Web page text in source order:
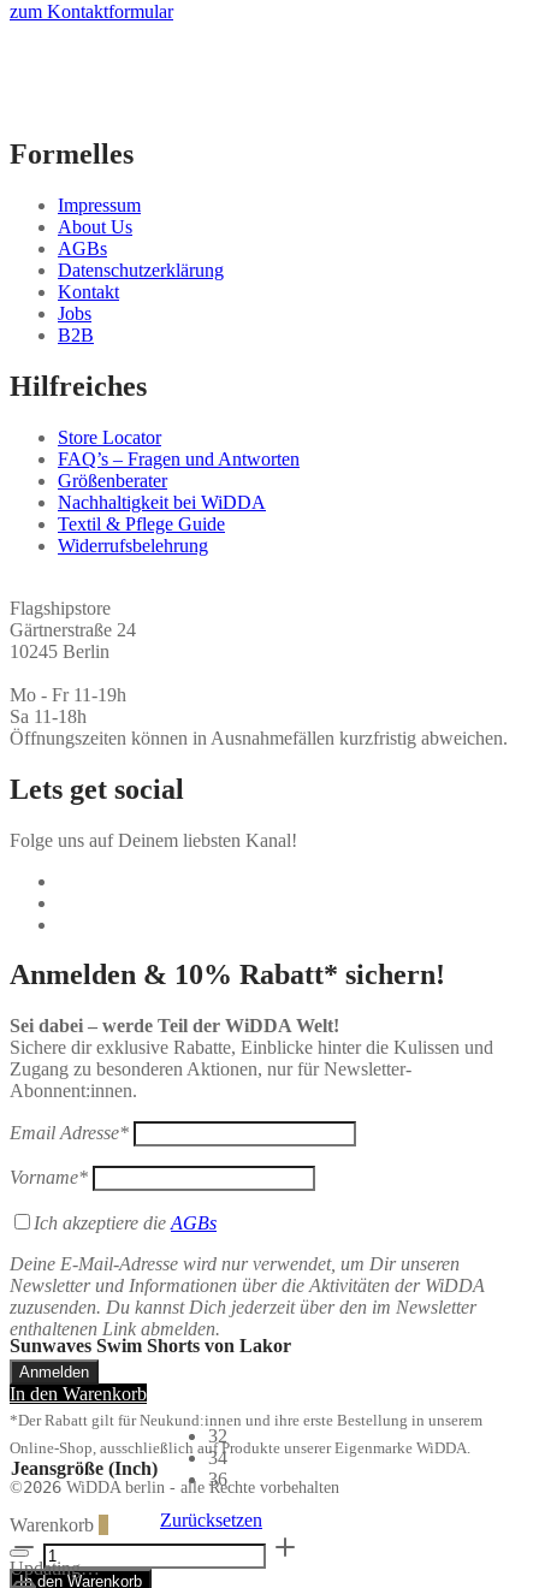
zum Kontaktformular
Sunwaves Swim Shorts von Lakor
In den Warenkorb
Jeansgröße (Inch)
32
34
36
Zurücksetzen
Sunwaves
Swim
In den Warenkorb
Formelles
Impressum
About Us
AGBs
Datenschutzerklärung
Kontakt
Jobs
B2B
Hilfreiches
Store Locator
FAQ’s – Fragen und Antworten
Größenberater
Nachhaltigkeit bei WiDDA
Textil & Pflege Guide
Widerrufsbelehrung
Flagshipstore
Gärtnerstraße 24
10245 Berlin
Mo - Fr 11-19h
Sa 11-18h
Öffnungszeiten können in Ausnahmefällen kurzfristig abweichen.
Lets get social
Folge uns auf Deinem liebsten Kanal!
Anmelden & 10% Rabatt* sichern!
Sei dabei – werde Teil der WiDDA Welt!
Sichere dir exklusive Rabatte, Einblicke hinter die Kulissen und
Zugang zu besonderen Aktionen, nur für Newsletter-
Abonnent:innen.
Email Adresse*
Vorname*
Ich akzeptiere die AGBs
Deine E-Mail-Adresse wird nur verwendet, um Dir unseren
Newsletter und Informationen über die Aktivitäten der WiDDA
zuzusenden. Du kannst Dich jederzeit über den im Newsletter
enthaltenen Link abmelden.
*Der Rabatt gilt für Neukund:innen und ihre erste Bestellung in unserem
Online-Shop, ausschließlich auf Produkte unserer Eigenmarke WiDDA.
©2026 WiDDA berlin - alle Rechte vorbehalten
Warenkorb
Updating…